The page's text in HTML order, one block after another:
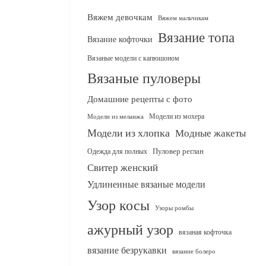
Вяжем девочкам Вяжем мальчикам
Вязание кофточки Вязание топа
Вязаные модели с капюшоном
Вязаные пуловеры
Домашние рецепты с фото
Модели из меланжа Модели из мохера
Модели из хлопка Модные жакеты
Одежда для полных Пуловер реглан
Свитер женский
Удлиненные вязаные модели
Узор косы Узоры ромбы
ажурный узор вязаная кофточка
вязание безрукавки вязание болеро